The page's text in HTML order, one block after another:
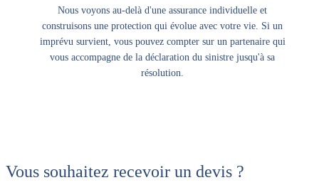
Nous voyons au-delà d'une assurance individuelle et
construisons une protection qui évolue avec votre vie. Si un
imprévu survient, vous pouvez compter sur un partenaire qui
vous accompagne de la déclaration du sinistre jusqu'à sa
résolution.
Vous souhaitez recevoir un devis ?